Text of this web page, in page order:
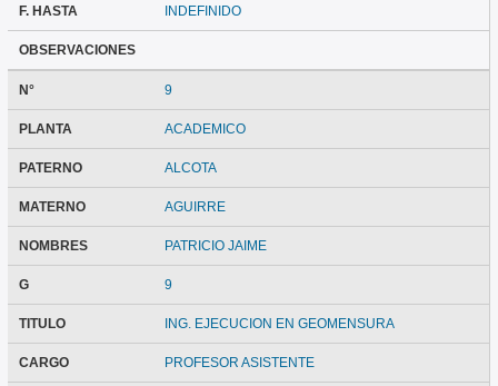
F. HASTA INDEFINIDO
OBSERVACIONES
N° 9
PLANTA ACADEMICO
PATERNO ALCOTA
MATERNO AGUIRRE
NOMBRES PATRICIO JAIME
G 9
TITULO ING. EJECUCION EN GEOMENSURA
CARGO PROFESOR ASISTENTE